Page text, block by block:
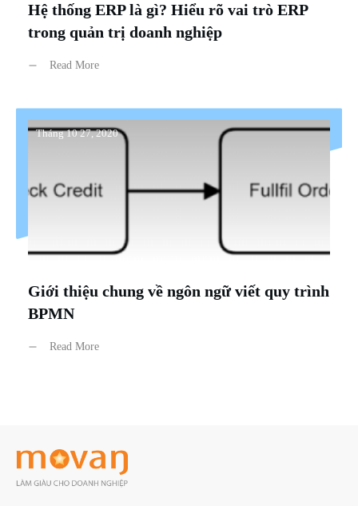
Hệ thống ERP là gì? Hiểu rõ vai trò ERP
trong quản trị doanh nghiệp
Read More
Tháng 10 27, 2020
Giới thiệu chung về ngôn ngữ viết quy trình
BPMN
Read More